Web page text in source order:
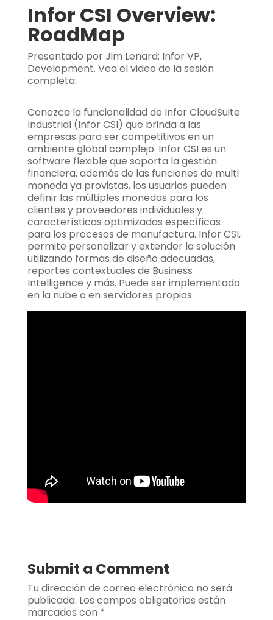
Infor CSI Overview:
RoadMap
Presentado por Jim Lenard: Infor VP,
Development. Vea el video de la sesión
completa:
Conozca la funcionalidad de Infor CloudSuite
Industrial (Infor CSI) que brinda a las
empresas para ser competitivos en un
ambiente global complejo. Infor CSI es un
software flexible que soporta la gestión
financiera, además de las funciones de multi
moneda ya provistas, los usuarios pueden
definir las múltiples monedas para los
clientes y proveedores individuales y
características optimizadas específicas
para los procesos de manufactura. Infor CSI,
permite personalizar y extender la solución
utilizando formas de diseño adecuadas,
reportes contextuales de Business
Intelligence y más. Puede ser implementado
en la nube o en servidores propios.
Submit a Comment
Tu dirección de correo electrónico no será
publicada. Los campos obligatorios están
marcados con *